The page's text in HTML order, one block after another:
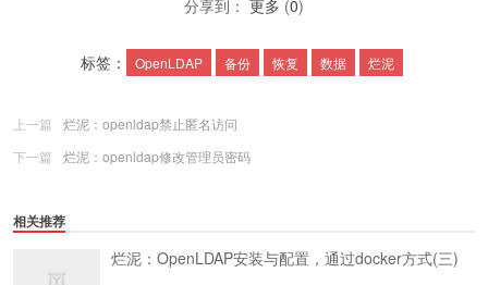
分享到： 更多 (0)
标签： OpenLDAP 备份 恢复 数据 烂泥
上一篇
烂泥：openldap禁止匿名访问
下一篇
烂泥：openldap修改管理员密码
相关推荐
烂泥：OpenLDAP安装与配置，通过docker方式(三)